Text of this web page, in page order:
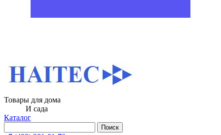
Товары для дома
И сада
Каталог
Поиск